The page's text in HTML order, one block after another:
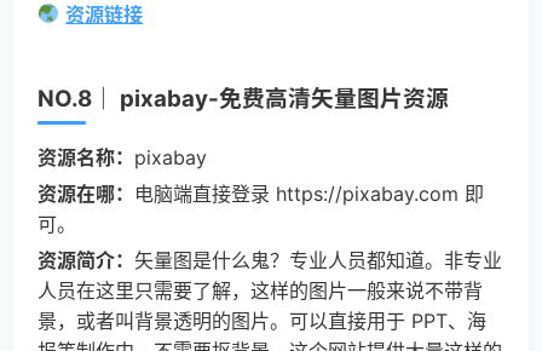
资源链接
NO.8｜ pixabay-免费高清矢量图片资源
资源名称： pixabay
资源在哪： 电脑端直接登录 https://pixabay.com 即
可。
资源简介： 矢量图是什么鬼？专业人员都知道。非专业
人员在这里只需要了解，这样的图片一般来说不带背
景，或者叫背景透明的图片。可以直接用于 PPT、海